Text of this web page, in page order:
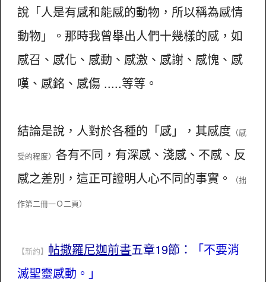
說「人是有感和能感的動物，所以稱為感情
動物」。那時我曾舉出人們十幾樣的感，如
感召、感化、感動、感激、感謝、感愧、感
嘆、感銘、感傷 .....等等。
結論是說，人對於各種的「感」，其感度 （感
受的程度）各有不同，有深感、淺感、不感、反
感之差別，這正可證明人心不同的事實。
（拙
作第二冊一Ｏ二頁）
【新約】 帖撒羅尼迦前書五章19節：
「不要消
滅聖靈感動。」